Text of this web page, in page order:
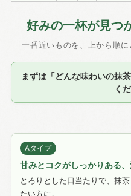
好みの一杯が見つ
一番近いものを、上から順に
まずは「どんな味わいの抹
く
Aタイプ
甘みとコクがしっかりある
とろりとした口当たりで、抹
たい方に。